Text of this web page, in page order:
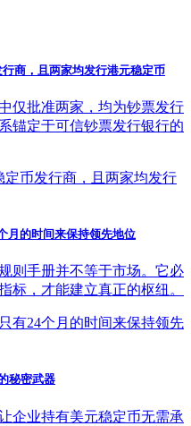
商，且两家均发行港元稳定币
仅批准两家，均为钞票发行
锚定于可信钞票发行银行的
定币发行商，且两家均发行
的时间来保持领先地位
则手册并不等于市场。它必
标，才能建立真正的枢纽。
24个月的时间来保持领先
秘密武器
企业持有美元稳定币无需承